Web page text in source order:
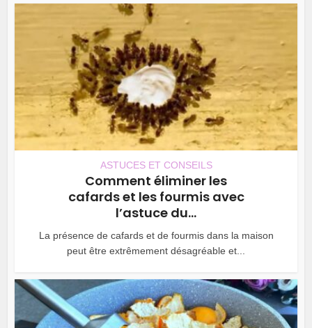
ASTUCES ET CONSEILS
Comment éliminer les
cafards et les fourmis avec
l’astuce du...
La présence de cafards et de fourmis dans la maison
peut être extrêmement désagréable et...